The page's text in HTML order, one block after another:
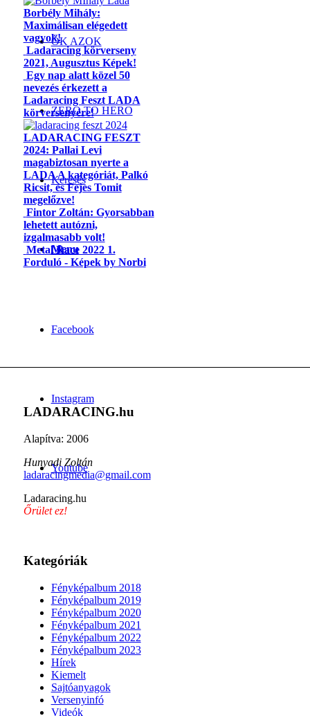
ŐK AZOK
ZERO TO HERO
Keresés
Menu
Facebook
Instagram
Youtube
Borbély Mihály:
Maximálisan elégedett
vagyok!
Ladaracing körverseny
2021, Augusztus Képek!
Egy nap alatt közel 50
nevezés érkezett a
Ladaracing Feszt LADA
körversenyére!
LADARACING FESZT
2024: Pallai Levi
magabiztosan nyerte a
LADA A kategóriát, Palkó
Ricsit, és Fejes Tomit
megelőzve!
Fintor Zoltán: Gyorsabban
lehetett autózni,
izgalmasabb volt!
Metal Race 2022 1.
Forduló - Képek by Norbi
LADARACING.hu
Alapítva: 2006
Hunyadi Zoltán
ladaracingmedia@gmail.com
Ladaracing.hu
Őrület ez!
Kategóriák
Fényképalbum 2018
Fényképalbum 2019
Fényképalbum 2020
Fényképalbum 2021
Fényképalbum 2022
Fényképalbum 2023
Hírek
Kiemelt
Sajtóanyagok
Versenyinfó
Videók